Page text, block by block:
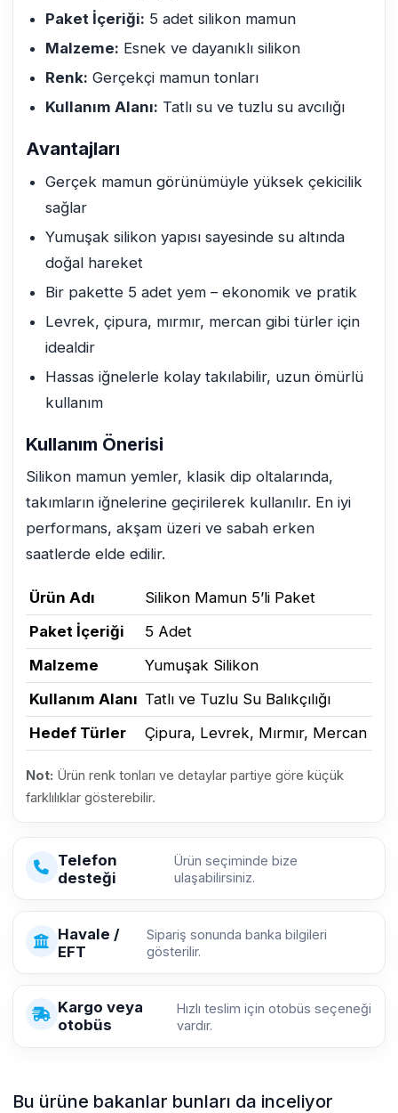
Paket İçeriği: 5 adet silikon mamun
Malzeme: Esnek ve dayanıklı silikon
Renk: Gerçekçi mamun tonları
Kullanım Alanı: Tatlı su ve tuzlu su avcılığı
Avantajları
Gerçek mamun görünümüyle yüksek çekicilik
sağlar
Yumuşak silikon yapısı sayesinde su altında
doğal hareket
Bir pakette 5 adet yem – ekonomik ve pratik
Levrek, çipura, mırmır, mercan gibi türler için
idealdir
Hassas iğnelerle kolay takılabilir, uzun ömürlü
kullanım
Kullanım Önerisi
Silikon mamun yemler, klasik dip oltalarında,
takımların iğnelerine geçirilerek kullanılır. En iyi
performans, akşam üzeri ve sabah erken
saatlerde elde edilir.
Ürün Adı
Silikon Mamun 5’li Paket
Paket İçeriği
5 Adet
Malzeme
Yumuşak Silikon
Kullanım Alanı Tatlı ve Tuzlu Su Balıkçılığı
Hedef Türler
Çipura, Levrek, Mırmır, Mercan
Not: Ürün renk tonları ve detaylar partiye göre küçük
farklılıklar gösterebilir.
Telefon
desteği
Ürün seçiminde bize
ulaşabilirsiniz.
Havale /
EFT
Sipariş sonunda banka bilgileri
gösterilir.
Kargo veya
otobüs
Hızlı teslim için otobüs seçeneği
vardır.
Bu ürüne bakanlar bunları da inceliyor